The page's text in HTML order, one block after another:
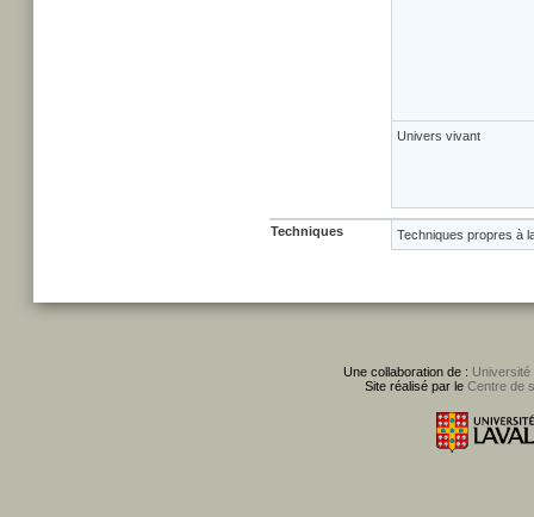
Univers vivant
Techniques Techniques propres à
Une collaboration de : Université
Site réalisé par le Centre de